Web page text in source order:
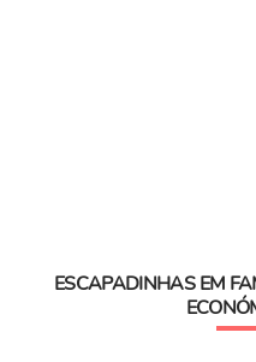
ESCAPADINHAS EM